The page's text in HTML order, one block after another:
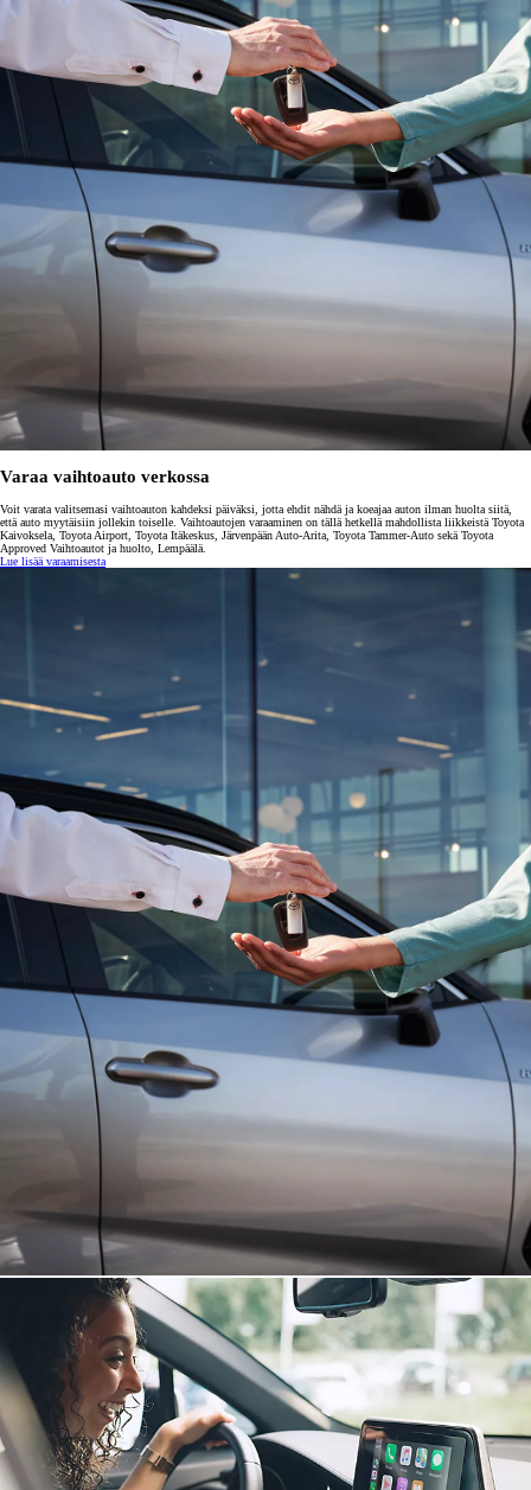
Varaa vaihtoauto verkossa
Voit varata valitsemasi vaihtoauton kahdeksi päiväksi, jotta ehdit nähdä ja koeajaa auton ilman huolta siitä,
että auto myytäisiin jollekin toiselle. Vaihtoautojen varaaminen on tällä hetkellä mahdollista liikkeistä Toyota
Kaivoksela, Toyota Airport, Toyota Itäkeskus, Järvenpään Auto-Arita, Toyota Tammer-Auto sekä Toyota
Approved Vaihtoautot ja huolto, Lempäälä.
Lue lisää varaamisesta